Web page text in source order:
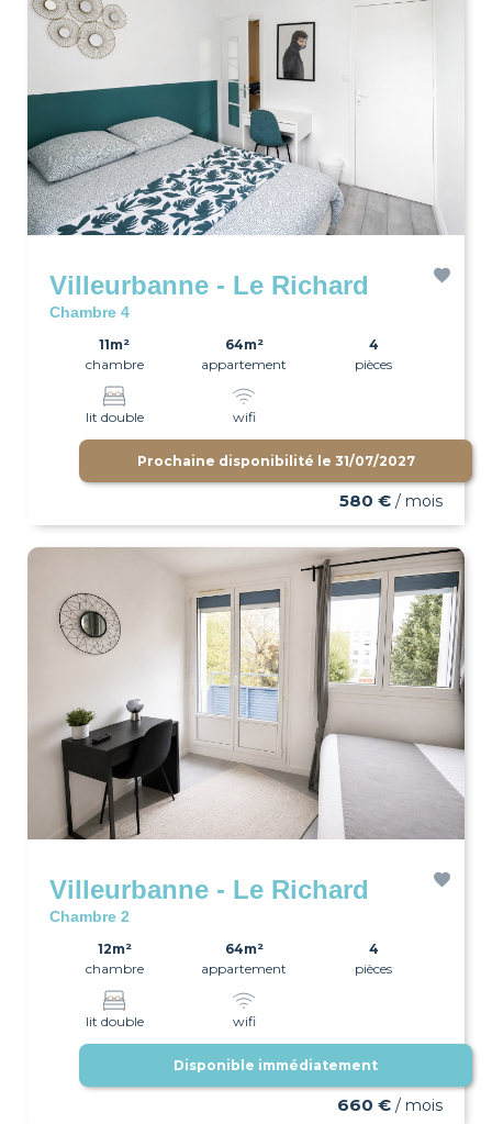
Villeurbanne - Le Richard
Chambre 4
11m²
chambre
64m²
appartement
4
pièces
lit double wifi
Prochaine disponibilité le 31/07/2027
580 € / mois
Villeurbanne - Le Richard
Chambre 2
12m²
chambre
64m²
appartement
4
pièces
lit double wifi
Disponible immédiatement
660 € / mois